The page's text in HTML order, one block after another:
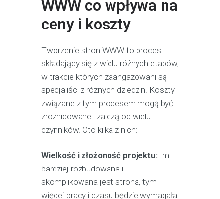
WWW co wpływa na
ceny i koszty
Tworzenie stron WWW to proces
składający się z wielu różnych etapów,
w trakcie których zaangażowani są
specjaliści z różnych dziedzin. Koszty
związane z tym procesem mogą być
zróżnicowane i zależą od wielu
czynników. Oto kilka z nich:
Wielkość i złożoność projektu: Im
bardziej rozbudowana i
skomplikowana jest strona, tym
więcej pracy i czasu będzie wymagała